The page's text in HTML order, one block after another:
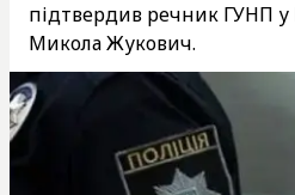
підтвердив речник ГУНП у
Микола Жукович.